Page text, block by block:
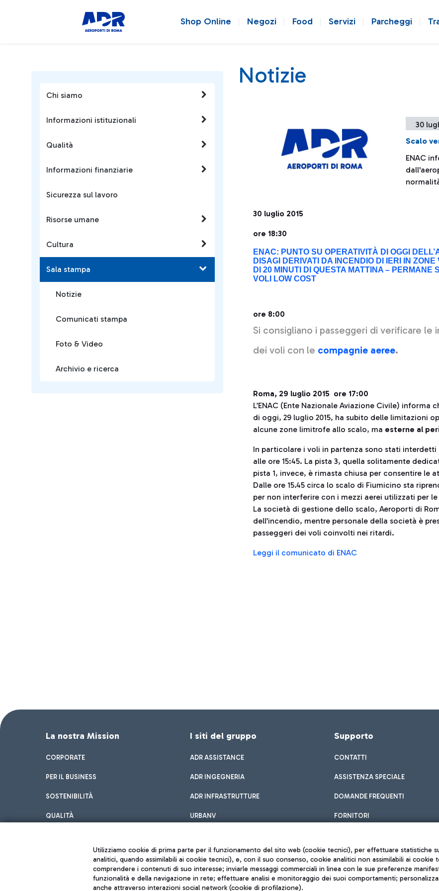
Shop Online Negozi Food Servizi Parcheggi
Chi siamo
Informazioni istituzionali
Qualità
Informazioni finanziarie
Sicurezza sul lavoro
Risorse umane
Cultura
Sala stampa
Notizie
Comunicati stampa
Foto & Video
Archivio e ricerca
Notizie
30
Scalo
ENAC
30 luglio 2015
ore 18:30
ENAC: PUNTO SU OPERATIVITÀ DI OGGI
DISAGI DERIVATI DA INCENDIO DI IERI IN
DI 20 MINUTI DI QUESTA MATTINA –
VOLI LOW COST
ore 8:00
Si consigliano i passeggeri di verificare
dei voli con le compagnie aeree.
Roma, 29 luglio 2015 ore 17:00
L’ENAC (Ente Nazionale Aviazione Civile)
di oggi, 29 luglio 2015, ha subito delle limitazioni
alcune zone limitrofe allo scalo, ma esterne al
In particolare i voli in partenza sono stati interdetti
alle ore 15:45. La pista 3, quella solitamente
pista 1, invece, è rimasta chiusa per consentire le
Dalle ore 15.45 circa lo scalo di Fiumicino sta
per non interferire con i mezzi aerei utilizzati per
La società di gestione dello scalo, Aeroporti di
dell’incendio, mentre personale della società è
passeggeri dei voli coinvolti nei ritardi.
Leggi il comunicato di ENAC
La nostra Mission
CORPORATE
PER IL BUSINESS
SOSTENIBILITÀ
QUALITÀ
I siti del gruppo
ADR ASSISTANCE
ADR INGEGNERIA
ADR INFRASTRUTTURE
URBANV
Supporto
CONTATTI
ASSISTENZA SPECIALE
DOMANDE FREQUENTI
FORNITORI
Utilizziamo cookie di prima parte per il funzionamento del sito web (cookie tecnici), per effettuare statistiche
analitici, quando assimilabili ai cookie tecnici), e, con il suo consenso, cookie analitici non assimilabili ai
comprendere i contenuti di suo interesse; inviarle messaggi commerciali in linea con le sue preferenze
funzionalità e della navigazione in rete; effettuare analisi e monitoraggio dei suoi comportamenti;
anche attraverso interazioni social network (cookie di profilazione).